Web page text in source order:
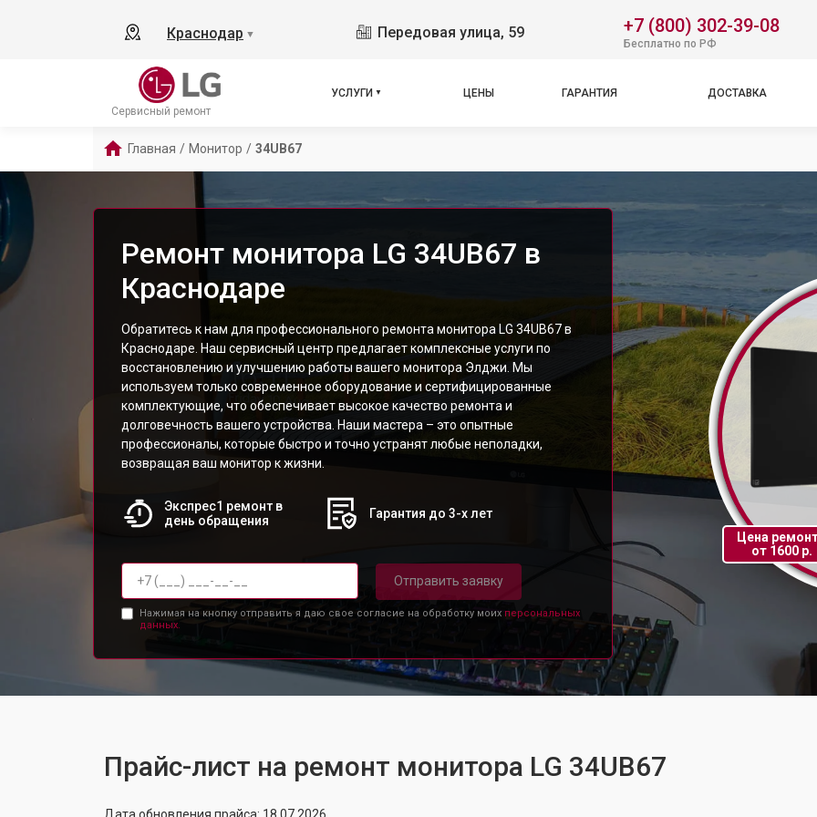
Краснодар ▼ Передовая улица, 59 +7 (800) 302-39-08
Бесплатно по РФ
Сервисный ремонт
УСЛУГИ ЦЕНЫ ГАРАНТИЯ ДОСТАВКА
Главная / Монитор / 34UB67
Ремонт монитора LG 34UB67 в
Краснодаре
Обратитесь к нам для профессионального ремонта монитора LG 34UB67 в
Краснодаре. Наш сервисный центр предлагает комплексные услуги по
восстановлению и улучшению работы вашего монитора Элджи. Мы
используем только современное оборудование и сертифицированные
комплектующие, что обеспечивает высокое качество ремонта и
долговечность вашего устройства. Наши мастера – это опытные
профессионалы, которые быстро и точно устранят любые неполадки,
возвращая ваш монитор к жизни.
Экспрес1 ремонт в
день обращения
Гарантия до 3-х лет
Отправить заявку
Нажимая на кнопку отправить я даю свое согласие на обработку моих персональных
данных.
Цена
от 1600 р.
Прайс-лист на ремонт монитора LG 34UB67
Дата обновления прайса: 18.07.2026